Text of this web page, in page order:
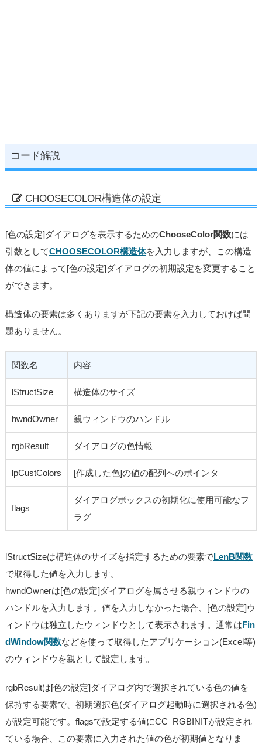
コード解説
CHOOSECOLOR構造体の設定
[色の設定]ダイアログを表示するためのChooseColor関数には
引数としてCHOOSECOLOR構造体を入力しますが、この構造
体の値によって[色の設定]ダイアログの初期設定を変更すること
ができます。
構造体の要素は多くありますが下記の要素を入力しておけば問
題ありません。
関数名 内容
lStructSize 構造体のサイズ
hwndOwner 親ウィンドウのハンドル
rgbResult ダイアログの色情報
lpCustColors [作成した色]の値の配列へのポインタ
flags
ダイアログボックスの初期化に使用可能なフ
ラグ
lStructSizeは構造体のサイズを指定するための要素でLenB関数
で取得した値を入力します。
hwndOwnerは[色の設定]ダイアログを属させる親ウィンドウの
ハンドルを入力します。値を入力しなかった場合、[色の設定]ウ
ィンドウは独立したウィンドウとして表示されます。通常はFin
dWindow関数などを使って取得したアプリケーション(Excel等)
のウィンドウを親として設定します。
rgbResultは[色の設定]ダイアログ内で選択されている色の値を
保持する要素で、初期選択色(ダイアログ起動時に選択される色)
が設定可能です。flagsで設定する値にCC_RGBINITが設定され
ている場合、この要素に入力された値の色が初期値となりま